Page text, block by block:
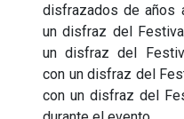
disfrazados de años
un disfraz del
un disfraz del
con un disfraz del
con un disfraz del